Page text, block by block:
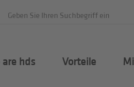
hds Vorteile